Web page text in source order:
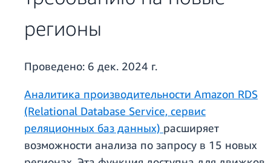
регионы
Проведено: 6 дек. 2024 г.
Аналитика производительности Amazon RDS
(Relational Database Service, сервис
реляционных баз данных) расширяет
возможности анализа по запросу в 15 новых